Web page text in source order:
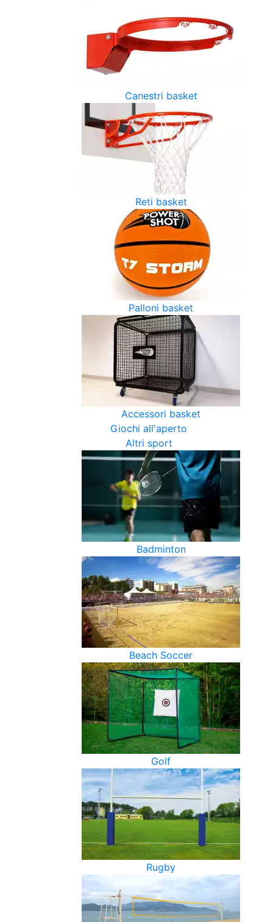
Canestri basket
Reti basket
Palloni basket
Accessori basket
Giochi all'aperto
Altri sport
Badminton
Beach Soccer
Golf
Rugby